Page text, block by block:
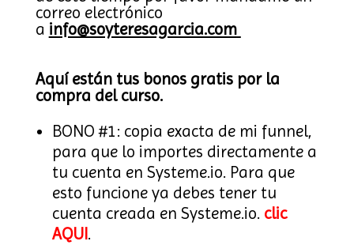
correo electrónico
a info@soyteresagarcia.com
Aquí están tus bonos gratis por la
compra del curso.
BONO #1: copia exacta de mi funnel,
para que lo importes directamente a
tu cuenta en Systeme.io. Para que
esto funcione ya debes tener tu
cuenta creada en Systeme.io. clic
AQUI.